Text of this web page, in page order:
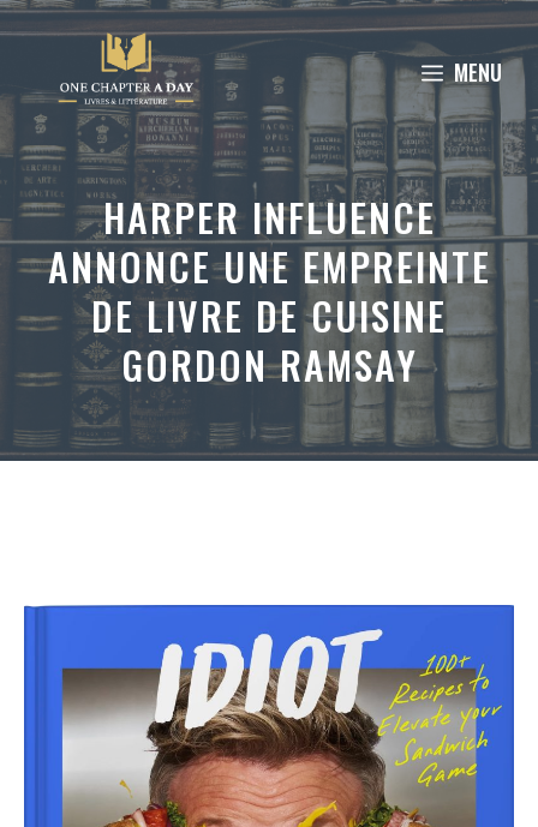
Aller
contenu
MENU
HARPER INFLUENCE
ANNONCE UNE EMPREINTE
DE LIVRE DE CUISINE
GORDON RAMSAY